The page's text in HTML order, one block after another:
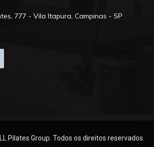
777 - Vila Itapura, Campinas - SP
Pilates Group. Todos os direitos reservados.